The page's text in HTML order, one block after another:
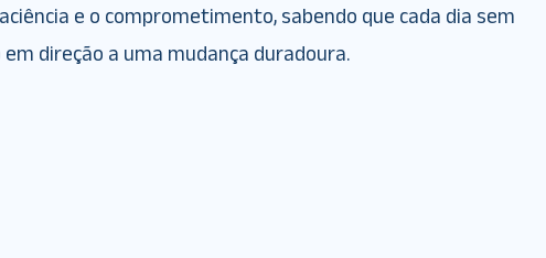
e o comprometimento, sabendo que cada dia sem
direção a uma mudança duradoura.